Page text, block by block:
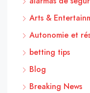
Arts &
Autonomie et
betting tips
Blog
Breaking News